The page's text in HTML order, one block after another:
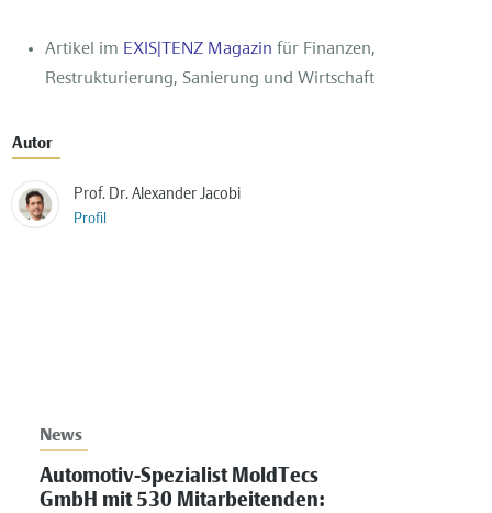
Artikel im EXIS|TENZ Magazin für Finanzen,
Restrukturierung, Sanierung und Wirtschaft
Autor
Prof. Dr. Alexander Jacobi
Profil
News
Automotiv-Spezialist MoldTecs
GmbH mit 530 Mitarbeitenden: